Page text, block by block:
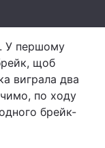
У першому
щоб
виграла два
по ходу
брейк-